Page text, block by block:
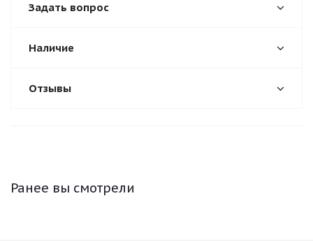
Задать вопрос
Наличие
Отзывы
Ранее вы смотрели